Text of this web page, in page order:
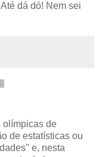
dá dó! Nem sei
olímpicas de
de estatísticas ou
e, nesta